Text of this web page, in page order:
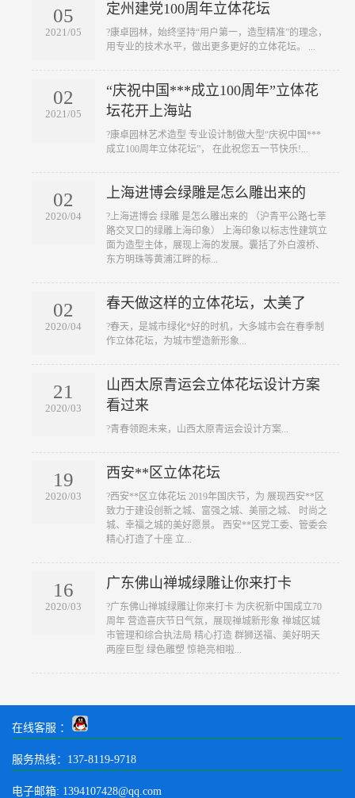
05
2021/05
定州建党100周年立体花坛
?康卓园林，始终坚持“用户第一，造型精准”的理念，
用专业的技术水平，做出更多更好的立体花坛。 ...
02
2021/05
“庆祝中国***成立100周年”立体花
坛花开上海站
?康卓园林艺术造型 专业设计制做大型“庆祝中国***
成立100周年立体花坛”， 在此祝您五一节快乐!...
02
2020/04
上海进博会绿雕是怎么雕出来的
?上海进博会 绿雕 是怎么雕出来的 （沪青平公路七莘
路交叉口的绿雕上海印象） 上海印象以标志性建筑立
面为造型主体，展现上海的发展。囊括了外白渡桥、
东方明珠等黄浦江畔的标...
02
2020/04
春天做这样的立体花坛，太美了
?春天，是城市绿化*好的时机，大多城市会在春季制
作立体花坛，为城市塑造新形象...
21
2020/03
山西太原青运会立体花坛设计方案
看过来
?青春领跑未来，山西太原青运会设计方案...
19
2020/03
西安**区立体花坛
?西安**区立体花坛 2019年国庆节，为 展现西安**区
致力于建设创新之城、富强之城、美丽之城、 时尚之
城、幸福之城的美好愿景。 西安**区党工委、管委会
精心打造了十座 立...
16
2020/03
广东佛山禅城绿雕让你来打卡
?广东佛山禅城绿雕让你来打卡 为庆祝新中国成立70
周年 营造喜庆节日气氛，展现禅城新形象 禅城区城
市管理和综合执法局 精心打造 群狮送福、美好明天
两座巨型 绿色雕塑 惊艳亮相啦...
在线客服 ：
服务热线：137-8119-9718
电子邮箱: 1394107428@qq.com